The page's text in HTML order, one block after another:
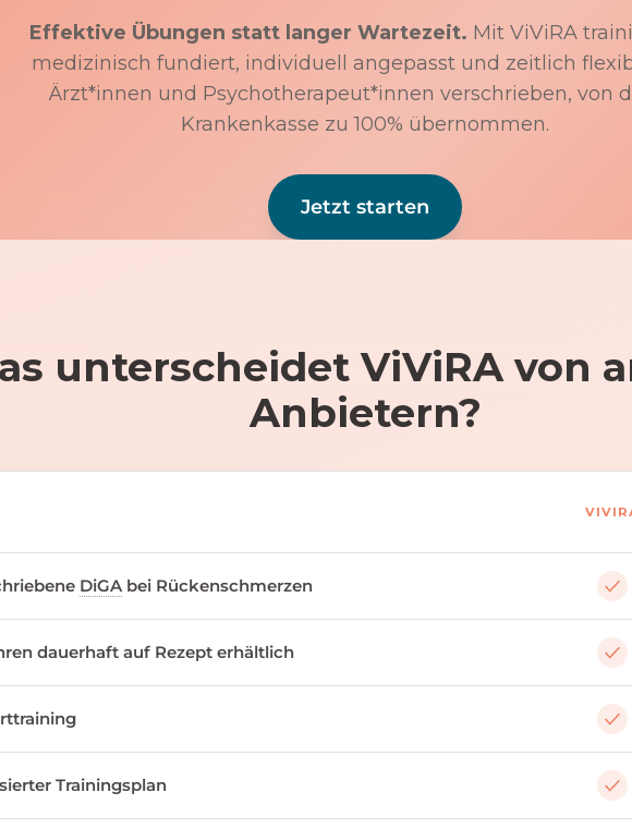
Effektive Übungen statt langer Wartezeit. Mit ViViRA
medizinisch fundiert, individuell angepasst und zeitlich
Ärzt*innen und Psychotherapeut*innen verschrieben, von
Krankenkasse zu 100% übernommen.
Jetzt starten
unterscheidet ViViRA von
Anbietern?
DiGA bei Rückenschmerzen
dauerhaft auf Rezept erhältlich
Trainingsplan